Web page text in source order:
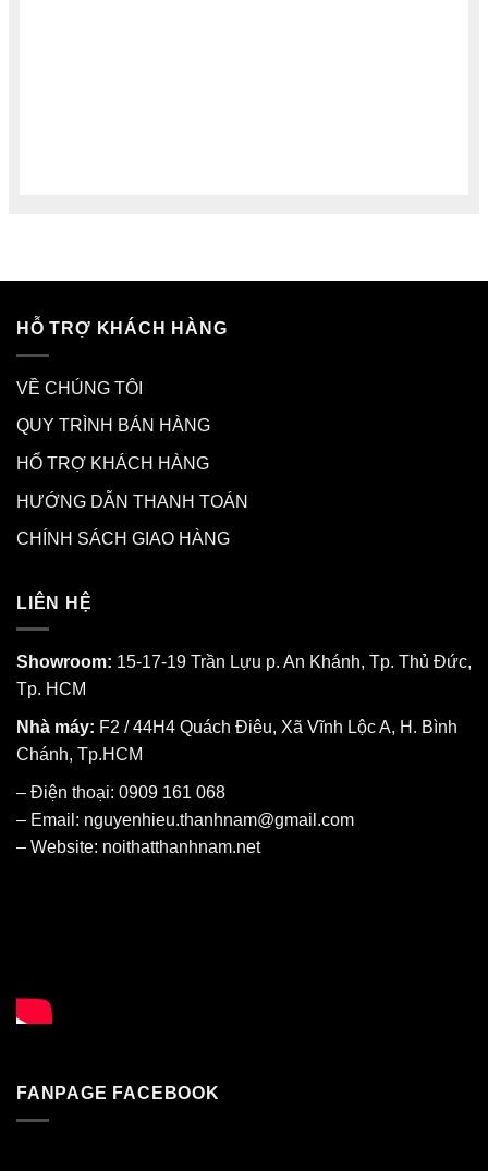
HỖ TRỢ KHÁCH HÀNG
VỀ CHÚNG TÔI
QUY TRÌNH BÁN HÀNG
HỔ TRỢ KHÁCH HÀNG
HƯỚNG DẪN THANH TOÁN
CHÍNH SÁCH GIAO HÀNG
LIÊN HỆ
Showroom: 15-17-19 Trần Lựu p. An Khánh, Tp. Thủ Đức,
Tp. HCM
Nhà máy: F2 / 44H4 Quách Điêu, Xã Vĩnh Lộc A, H. Bình
Chánh, Tp.HCM
– Điện thoại: 0909 161 068
– Email: nguyenhieu.thanhnam@gmail.com
– Website: noithatthanhnam.net
FANPAGE FACEBOOK